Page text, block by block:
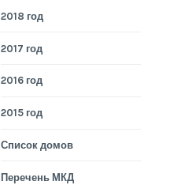
2018 год
2017 год
2016 год
2015 год
Список домов
Перечень МКД